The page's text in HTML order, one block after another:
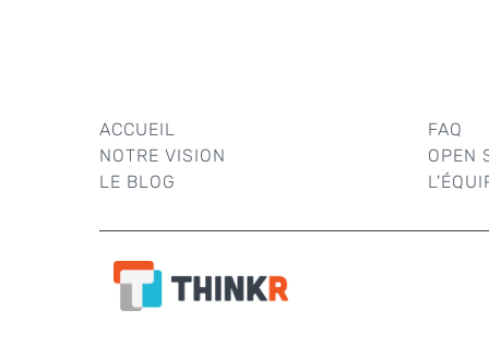
ACCUEIL
NOTRE VISION
LE BLOG
FAQ
OPEN